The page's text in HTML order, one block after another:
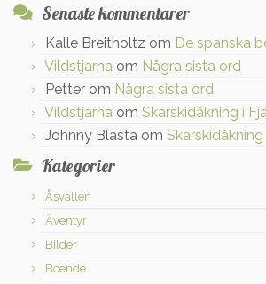
Senaste kommentarer
Kalle Breitholtz om De spanska
Vildstjarna om Några sista ord
Petter om Några sista ord
Vildstjarna om Skarskidåkning i
Johnny Blästa om
Kategorier
Åsvallen
Äventyr
Bilder
Boende